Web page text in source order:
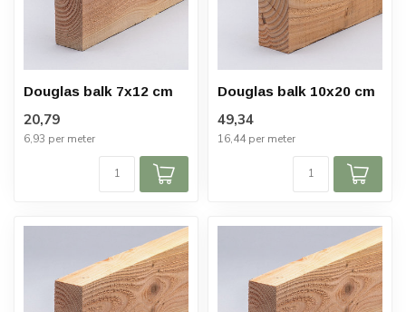
Douglas balk 7x12 cm
20,79
6,93 per meter
Douglas balk 10x20 cm
49,34
16,44 per meter